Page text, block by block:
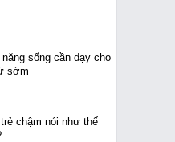
sống cần dạy cho
sớm
trẻ chậm nói như thế